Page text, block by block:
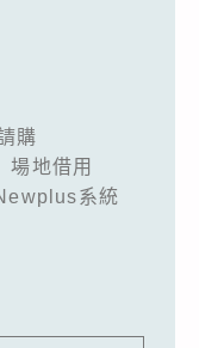
購
場地借用
系統